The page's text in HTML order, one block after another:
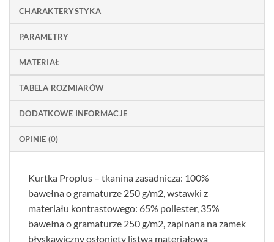
CHARAKTERYSTYKA
PARAMETRY
MATERIAŁ
TABELA ROZMIARÓW
DODATKOWE INFORMACJE
OPINIE (0)
Kurtka Proplus – tkanina zasadnicza: 100%
bawełna o gramaturze 250 g/m2, wstawki z
materiału kontrastowego: 65% poliester, 35%
bawełna o gramaturze 250 g/m2, zapinana na zamek
błyskawiczny osłonięty listwą materiałową